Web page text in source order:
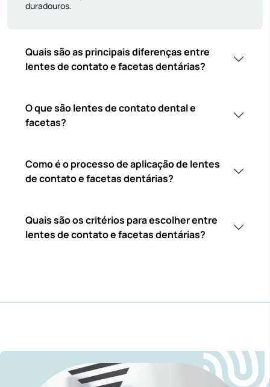
duradouros.
Quais são as principais diferenças entre
lentes de contato e facetas dentárias?
O que são lentes de contato dental e
facetas?
Como é o processo de aplicação de lentes
de contato e facetas dentárias?
Quais são os critérios para escolher entre
lentes de contato e facetas dentárias?